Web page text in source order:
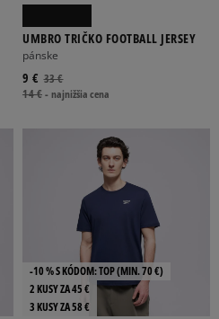
UMBRO TRIČKO FOOTBALL JERSEY
pánske
33 €
9 €
14 €-najnižšia cena
-10 % S KÓDOM: TOP (MIN. 70 €)
2 KUSY ZA 45 €
3 KUSY ZA 58 €